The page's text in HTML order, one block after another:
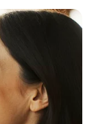
de
em